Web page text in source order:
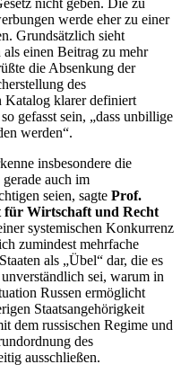
werde eher zu einer
Grundsätzlich sieht
einen Beitrag zu mehr
die Absenkung der
des
Katalog klarer definiert
gefasst sein, „dass unbillige
werden“.
insbesondere die
auch im
seien, sagte Prof.
für Wirtschaft und Recht
systemischen Konkurrenz
zumindest mehrfache
als „Übel“ dar, die es
sei, warum in
Russen ermöglicht
Staatsangehörigkeit
dem russischen Regime und
des
ausschließen.